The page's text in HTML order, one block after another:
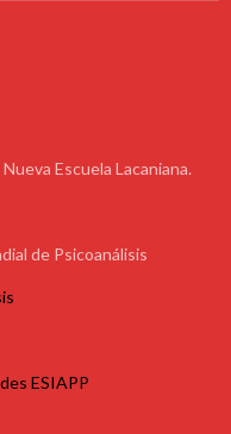
Escuela Lacaniana.
de Psicoanálisis
ESIAPP